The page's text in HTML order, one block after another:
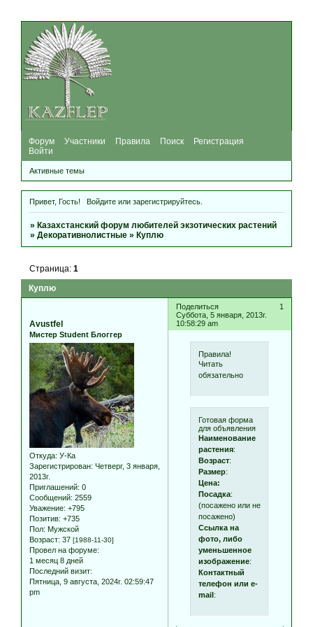
Форум Участники Правила Поиск
Регистрация
Войти
Активные темы
Привет, Гость! Войдитеили зарегистрируйтесь.
»Казахстанский форум любителей экзотических растений
»Декоративнолистные »Куплю
Куплю
Страница:1
Поделиться
1
Суббота, 5 января, 2013г.
10:58:29 am
Avustfel
Мистер Student Блоггер
Откуда: У-Ка
Зарегистрирован: Четверг, 3 января,
2013г.
Приглашений: 0
Сообщений: 2559
Уважение: +795
Позитив: +735
Пол: Мужской
Возраст: 37 [1988-11-30]
Провел на форуме:
1 месяц 8 дней
Последний визит:
Пятница, 9 августа, 2024г. 02:59:47
pm
Правила!
Читать
обязательно
Готовая форма
для объявления
Наименование
растения:
Возраст:
Размер:
Цена:
Посадка:
(посажено или не
посажено)
Ссылка на
фото, либо
уменьшенное
изображение:
Контактный
телефон или e-
mail: